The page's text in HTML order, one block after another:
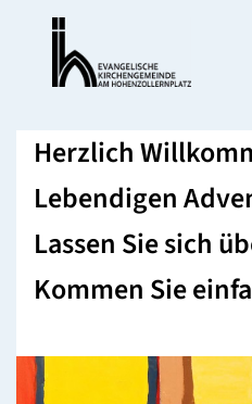
Herzlich
Lebendigen
Lassen Sie sich
Kommen Sie